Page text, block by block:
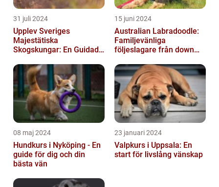
31 juli 2024
Upplev Sveriges
Majestätiska
Skogskungar: En Guidad
15 juni 2024
Australian Labradoodle:
Familjevänliga
följeslagare från down
08 maj 2024
Hundkurs i Nyköping - En
guide för dig och din
bästa vän
23 januari 2024
Valpkurs i Uppsala: En
start för livslång vänskap